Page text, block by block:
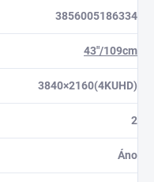
3856005186334
43"/109cm
3840×2160(4KUHD)
2
Áno